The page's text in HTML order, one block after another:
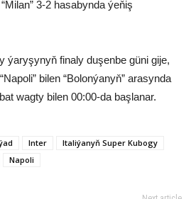
3-2 hasabynda ýeňiş
ýaryşynyň finaly duşenbe güni gije,
bilen “Bolonýanyň” arasynda
wagty bilen 00:00-da başlanar.
Inter
Italiýanyň Super Kubogy
Napoli